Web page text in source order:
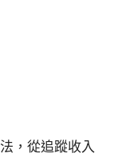
，從追蹤收入